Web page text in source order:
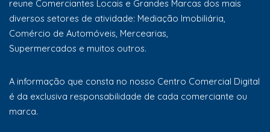
reune Comerciantes Locais e Grandes Marcas dos mais
diversos setores de atividade: Mediação Imobiliária,
Comércio de Automóveis, Mercearias,
Supermercados e muitos outros.
A informação que consta no nosso Centro Comercial Digital
é da exclusiva responsabilidade de cada comerciante ou
marca.